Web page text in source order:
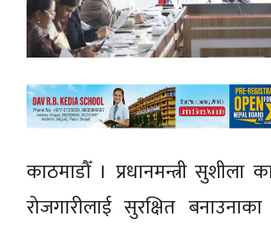
काठमाडौँ । प्रधानमन्त्री सुशीला
रोजगारीलाई सुरक्षित